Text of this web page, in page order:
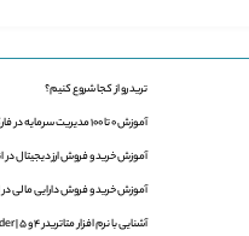
ترید رو از کجا شروع کنیم؟
آموزش 0 تا 100 مدیریت سرمایه در فارکس
آموزش خرید و فروش ارز دیجیتال در
آموزش خرید و فروش دارایی مالی در
آشنایی با نرم افزار متاتریدر 4 و 5 | MetaTrader